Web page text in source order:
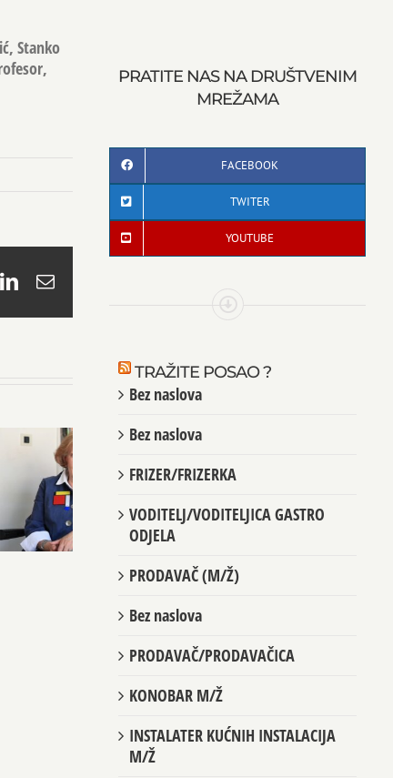
Stanko
LinkedIn
Email
PRATITE NAS NA DRUŠTVENIM
MREŽAMA
FACEBOOK
TWITER
YOUTUBE
TRAŽITE POSAO ?
Bez naslova
Bez naslova
FRIZER/FRIZERKA
VODITELJ/VODITELJICA GASTRO
ODJELA
PRODAVAČ (M/Ž)
Bez naslova
PRODAVAČ/PRODAVAČICA
KONOBAR M/Ž
INSTALATER KUĆNIH INSTALACIJA
M/Ž